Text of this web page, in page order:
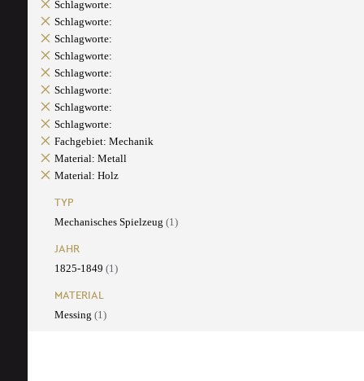
Schlagworte:
Schlagworte:
Schlagworte:
Schlagworte:
Schlagworte:
Schlagworte:
Schlagworte:
Schlagworte:
Fachgebiet: Mechanik
Material: Metall
Material: Holz
TYP
Mechanisches Spielzeug (1)
JAHR
1825-1849 (1)
MATERIAL
Messing (1)